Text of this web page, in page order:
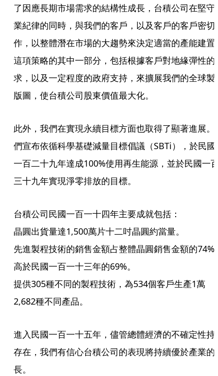
了因應長期市場需求的結構性成長，台積公司在堅守
業紀律的同時，與我們的客戶，以及客戶的客戶密切
作，以整體潛在市場的大趨勢來決定適當的產能建置
這項策略的其中一部分，包括根據客戶對地緣彈性的
求，以及一定程度的政府支持，來擴展我們的全球製
版圖，使台積公司股東價值最大化。
此外，我們在實現永續目標方面也取得了顯著進展。
們宣布依循科學基礎減量目標倡議（SBTi），於民國
一百二十九年達成100%使用再生能源，並於民國一
三十九年實現淨零排放的目標。
台積公司民國一百一十四年主要成就包括：
晶圓出貨量達1,500萬片十二吋晶圓約當量。
先進製程技術的銷售金額占整體晶圓銷售金額的74%
高於民國一百一十三年的69%。
提供305種不同的製程技術，為534個客戶生產1萬
2,682種不同產品。
進入民國一百一十五年，儘管總體經濟的不確定性持
存在，我們有信心台積公司的表現將持續優於產業的
長。